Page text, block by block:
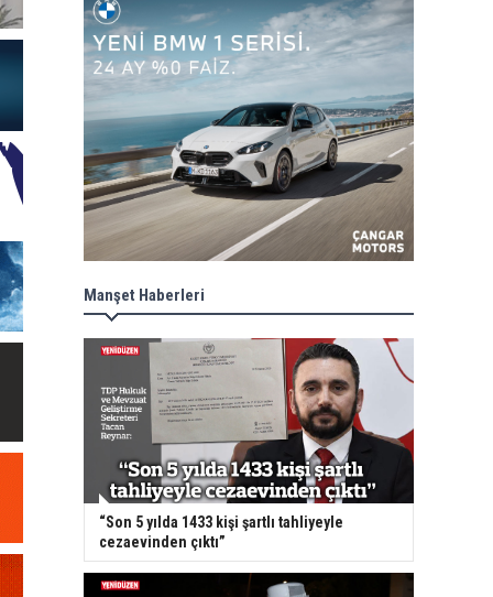
Manşet Haberleri
“Son 5 yılda 1433 kişi şartlı tahliyeyle
cezaevinden çıktı”